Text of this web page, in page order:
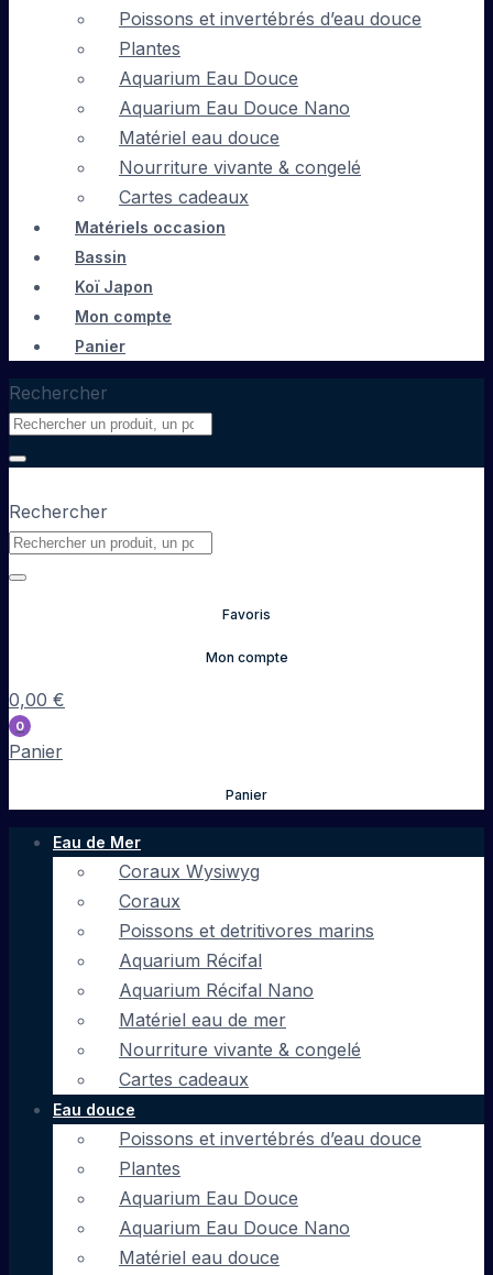
Poissons et invertébrés d’eau douce
Plantes
Aquarium Eau Douce
Aquarium Eau Douce Nano
Matériel eau douce
Nourriture vivante & congelé
Cartes cadeaux
Matériels occasion
Bassin
Koï Japon
Mon compte
Panier
Rechercher
Rechercher
Favoris
Mon compte
0,00 €
0
Panier
Panier
Eau de Mer
Coraux Wysiwyg
Coraux
Poissons et detritivores marins
Aquarium Récifal
Aquarium Récifal Nano
Matériel eau de mer
Nourriture vivante & congelé
Cartes cadeaux
Eau douce
Poissons et invertébrés d’eau douce
Plantes
Aquarium Eau Douce
Aquarium Eau Douce Nano
Matériel eau douce